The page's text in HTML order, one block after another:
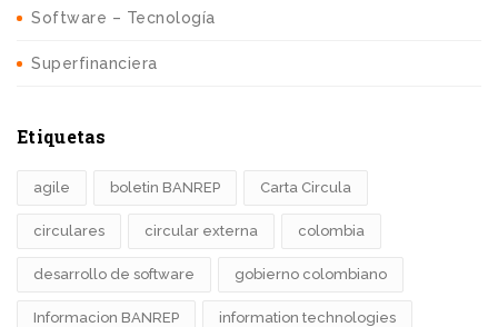
Software – Tecnología
Superfinanciera
Etiquetas
agile boletin BANREP Carta Circula
circulares circular externa colombia
desarrollo de software gobierno colombiano
Informacion BANREP information technologies